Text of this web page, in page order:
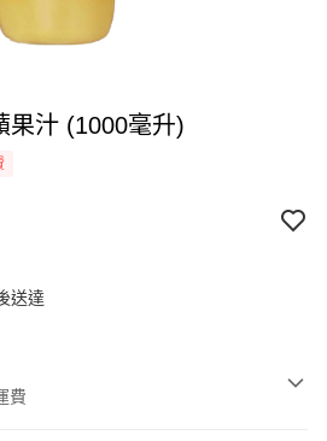
果汁 (1000毫升)
送達
費